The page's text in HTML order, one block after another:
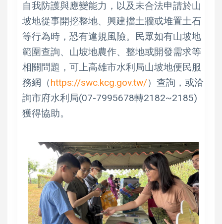
自我防護與應變能力，以及未合法申請於山
坡地從事開挖整地、興建擋土牆或堆置土石
等行為時，恐有違規風險。民眾如有山坡地
範圍查詢、山坡地農作、整地或開發需求等
相關問題，可上高雄市水利局山坡地便民服
務網（https://swc.kcg.gov.tw/）查詢，或洽
詢市府水利局(07-7995678轉2182~2185)
獲得協助。